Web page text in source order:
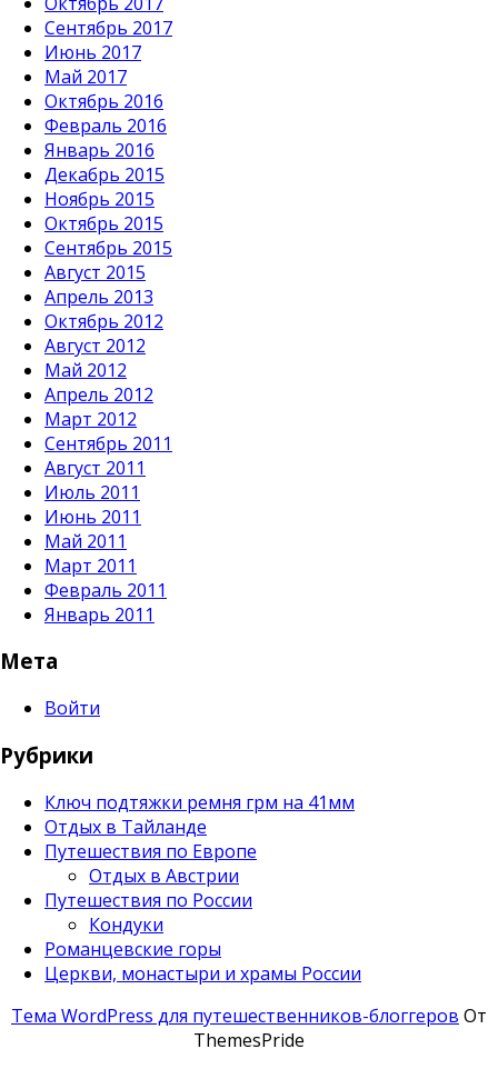
Сентябрь 2017
Июнь 2017
Май 2017
Октябрь 2016
Февраль 2016
Январь 2016
Декабрь 2015
Ноябрь 2015
Октябрь 2015
Сентябрь 2015
Август 2015
Апрель 2013
Октябрь 2012
Август 2012
Май 2012
Апрель 2012
Март 2012
Сентябрь 2011
Август 2011
Июль 2011
Июнь 2011
Май 2011
Март 2011
Февраль 2011
Январь 2011
Мета
Войти
Рубрики
Ключ подтяжки ремня грм на 41мм
Отдых в Тайланде
Путешествия по Европе
Отдых в Австрии
Путешествия по России
Кондуки
Романцевские горы
Церкви, монастыри и храмы России
Тема WordPress для путешественников-блоггеров От
ThemesPride